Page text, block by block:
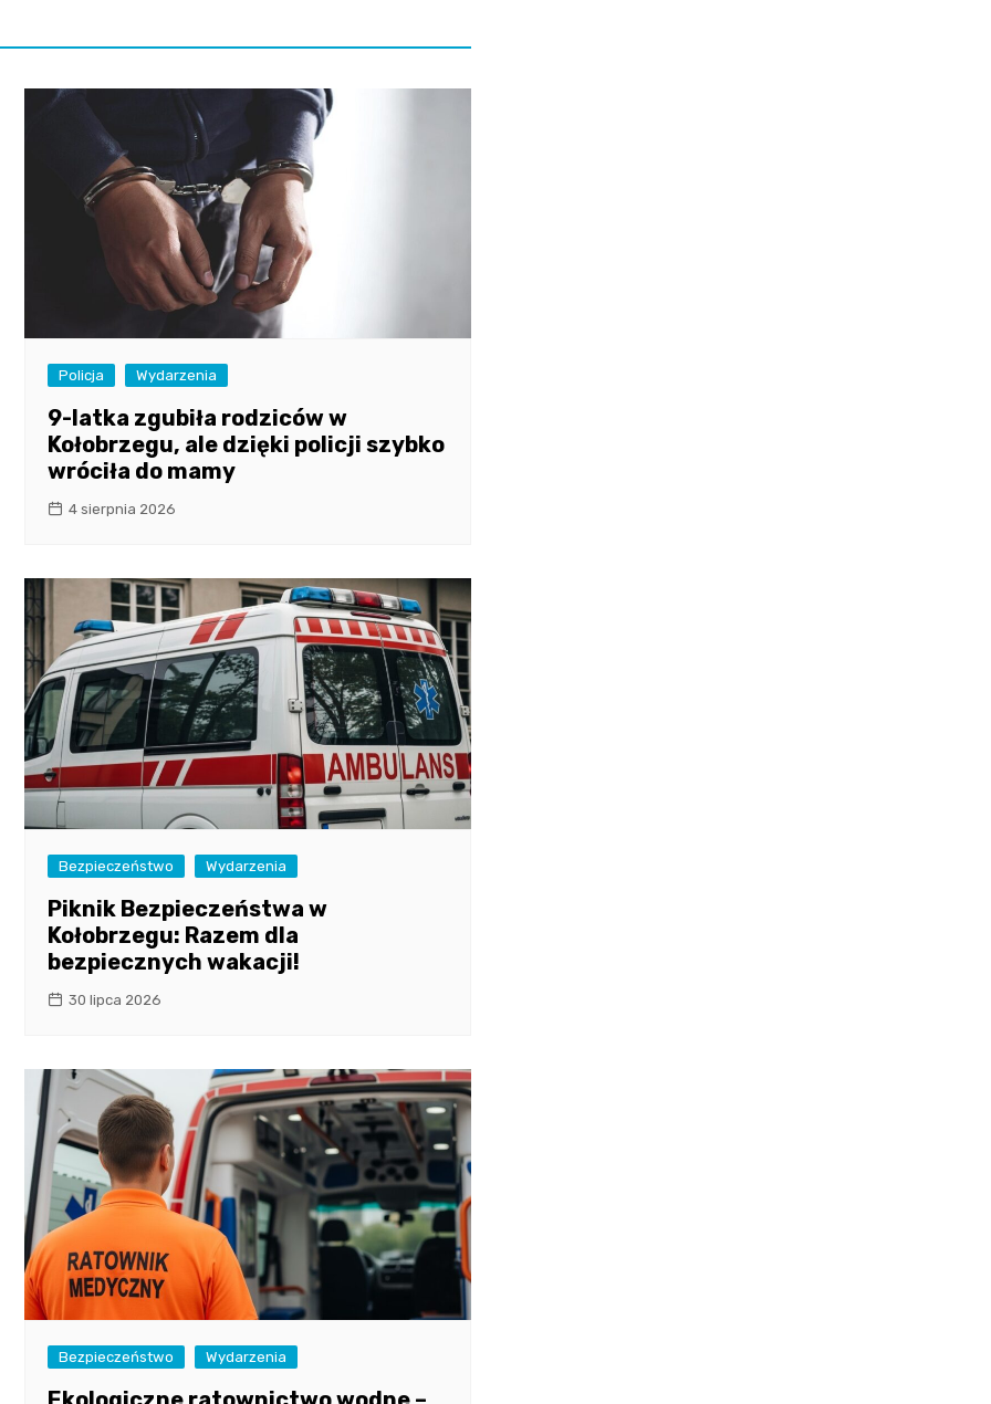
Policja Wydarzenia
9-latka zgubiła rodziców w
Kołobrzegu, ale dzięki policji szybko
wróciła do mamy
4 sierpnia 2026
Bezpieczeństwo Wydarzenia
Piknik Bezpieczeństwa w
Kołobrzegu: Razem dla
bezpiecznych wakacji!
30 lipca 2026
Bezpieczeństwo Wydarzenia